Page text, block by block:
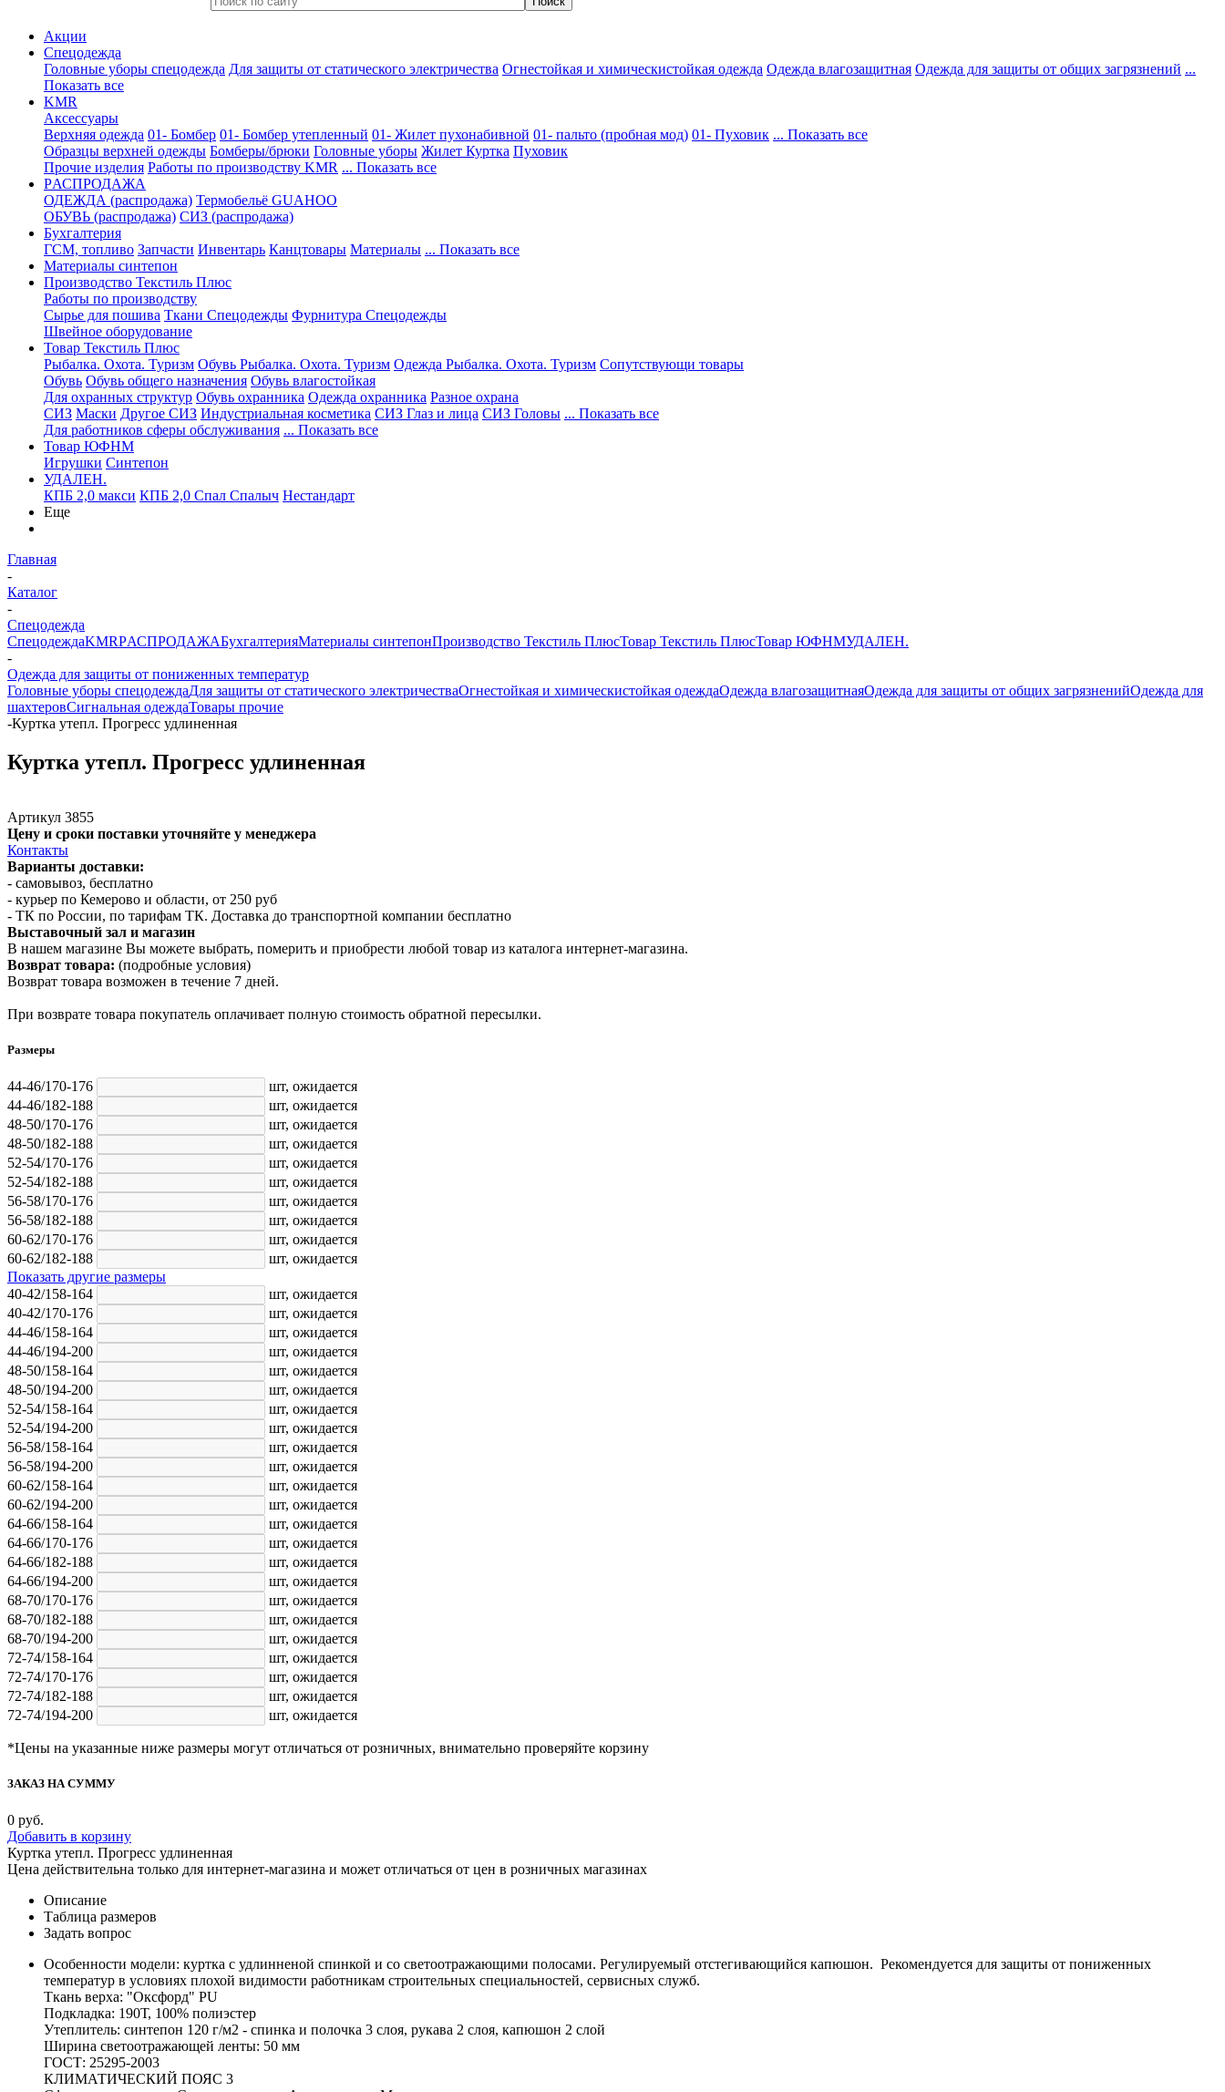
Акции
Спецодежда
Головные уборы спецодежда Для защиты от статического электричества Огнестойкая и химическистойкая одежда Одежда влагозащитная Одежда для защиты от общих загрязнений ...
Показать все
KMR
Аксессуары
Верхняя одежда 01- Бомбер 01- Бомбер утепленный 01- Жилет пухонабивной 01- пальто (пробная мод) 01- Пуховик ... Показать все
Образцы верхней одежды Бомберы/брюки Головные уборы Жилет Куртка Пуховик
Прочие изделия Работы по производству KMR ... Показать все
PАСПРОДАЖА
ОДЕЖДА (распродажа) Термобельё GUAHOO
ОБУВЬ (распродажа) СИЗ (распродажа)
Бухгалтерия
ГСМ, топливо Запчасти Инвентарь Канцтовары Материалы ... Показать все
Материалы синтепон
Производство Текстиль Плюс
Работы по производству
Сырье для пошива Ткани Спецодежды Фурнитура Спецодежды
Швейное оборудование
Товар Текстиль Плюс
Рыбалка. Охота. Туризм Обувь Рыбалка. Охота. Туризм Одежда Рыбалка. Охота. Туризм Сопутствующи товары
Обувь Обувь общего назначения Обувь влагостойкая
Для охранных структур Обувь охранника Одежда охранника Разное охрана
СИЗ Маски Другое СИЗ Индустриальная косметика СИЗ Глаз и лица СИЗ Головы ... Показать все
Для работников сферы обслуживания ... Показать все
Товар ЮФНМ
Игрушки Синтепон
УДАЛЕН.
КПБ 2,0 макси КПБ 2,0 Спал Спалыч Нестандарт
Еще
Главная
-
Каталог
-
Спецодежда
СпецодеждаKMRPАСПРОДАЖАБухгалтерияМатериалы синтепонПроизводство Текстиль ПлюсТовар Текстиль ПлюсТовар ЮФНМУДАЛЕН.
-
Одежда для защиты от пониженных температур
Головные уборы спецодеждаДля защиты от статического электричестваОгнестойкая и химическистойкая одеждаОдежда влагозащитнаяОдежда для защиты от общих загрязненийОдежда для
шахтеровСигнальная одеждаТовары прочие
-Куртка утепл. Прогресс удлиненная
Куртка утепл. Прогресс удлиненная
Артикул 3855
Цену и сроки поставки уточняйте у менеджера
Контакты
Варианты доставки:
- самовывоз, бесплатно
- курьер по Кемерово и области, от 250 руб
- ТК по России, по тарифам ТК. Доставка до транспортной компании бесплатно
Выставочный зал и магазин
В нашем магазине Вы можете выбрать, померить и приобрести любой товар из каталога интернет-магазина.
Возврат товара: (подробные условия)
Возврат товара возможен в течение 7 дней.
При возврате товара покупатель оплачивает полную стоимость обратной пересылки.
Размеры
44-46/170-176 шт, ожидается
44-46/182-188
шт, ожидается
48-50/170-176
шт, ожидается
48-50/182-188
шт, ожидается
52-54/170-176
шт, ожидается
52-54/182-188
шт, ожидается
56-58/170-176
шт, ожидается
56-58/182-188
шт, ожидается
60-62/170-176
шт, ожидается
60-62/182-188
шт, ожидается
Показать другие размеры
40-42/158-164
шт, ожидается
40-42/170-176
шт, ожидается
44-46/158-164
шт, ожидается
44-46/194-200
шт, ожидается
48-50/158-164
шт, ожидается
48-50/194-200
шт, ожидается
52-54/158-164
шт, ожидается
52-54/194-200
шт, ожидается
56-58/158-164
шт, ожидается
56-58/194-200
шт, ожидается
60-62/158-164
шт, ожидается
60-62/194-200
шт, ожидается
64-66/158-164
шт, ожидается
64-66/170-176
шт, ожидается
64-66/182-188
шт, ожидается
64-66/194-200
шт, ожидается
68-70/170-176
шт, ожидается
68-70/182-188
шт, ожидается
68-70/194-200
шт, ожидается
72-74/158-164
шт, ожидается
72-74/170-176
шт, ожидается
72-74/182-188
шт, ожидается
72-74/194-200
шт, ожидается
*Цены на указанные ниже размеры могут отличаться от розничных, внимательно проверяйте корзину
ЗАКАЗ НА СУММУ
0 руб.
Добавить в корзину
Куртка утепл. Прогресс удлиненная
Цена действительна только для интернет-магазина и может отличаться от цен в розничных магазинах
Описание
Таблица размеров
Задать вопрос
Особенности модели: куртка с удлинненой спинкой и со светоотражающими полосами. Регулируемый отстегивающийся капюшон. Рекомендуется для защиты от пониженных
температур в условиях плохой видимости работникам строительных специальностей, сервисных служб.
Ткань верха: "Оксфорд" PU
Подкладка: 190Т, 100% полиэстер
Утеплитель: синтепон 120 г/м2 - спинка и полочка 3 слоя, рукава 2 слоя, капюшон 2 слой
Ширина светоотражающей ленты: 50 мм
ГОСТ: 25295-2003
КЛИМАТИЧЕСКИЙ ПОЯС 3